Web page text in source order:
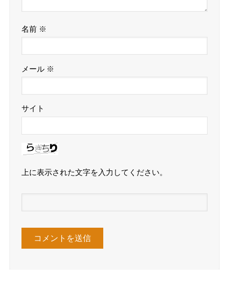
名前 ※
メール ※
サイト
上に表示された文字を入力してください。